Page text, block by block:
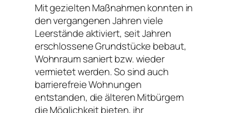
Mit gezielten Maßnahmen konnten in
den vergangenen Jahren viele
Leerstände aktiviert, seit Jahren
erschlossene Grundstücke bebaut,
Wohnraum saniert bzw. wieder
vermietet werden. So sind auch
barrierefreie Wohnungen
entstanden, die älteren Mitbürgern
die Möglichkeit bieten, ihr